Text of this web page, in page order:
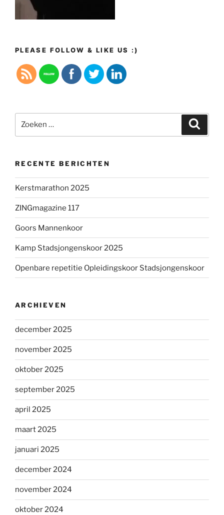
PLEASE FOLLOW & LIKE US :)
naar:
RECENTE BERICHTEN
Kerstmarathon 2025
ZINGmagazine 117
Goors Mannenkoor
Kamp Stadsjongenskoor 2025
Openbare repetitie Opleidingskoor Stadsjongenskoor
ARCHIEVEN
december 2025
november 2025
oktober 2025
september 2025
april 2025
maart 2025
januari 2025
december 2024
november 2024
oktober 2024